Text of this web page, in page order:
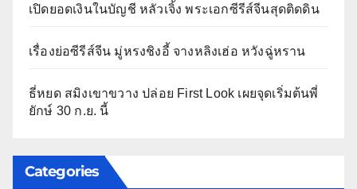
เปิดยอดเงินในบัญชี หลัวเจิ้ง พระเอกซีรีส์จีนสุดติดดิน
เรื่องย่อซีรีส์จีน มู่หรงชิงอี้ จางหลิงเฮ่อ หวังฉู่หราน
ธี่หยด สมิงเขาขวาง ปล่อย First Look เผยจุดเริ่มต้นพี่
ยักษ์ 30 ก.ย. นี้
Categories